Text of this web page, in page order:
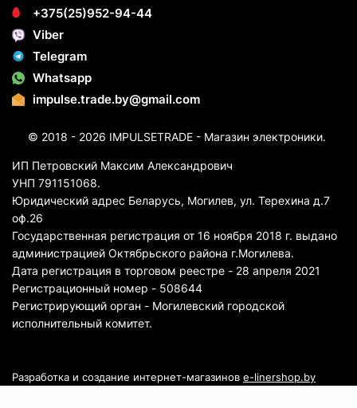
+375(25)952-94-44
Viber
Telegram
Whatsapp
impulse.trade.by@gmail.com
© 2018 - 2026 IMPULSETRADE - Магазин электроники.
ИП Петровский Максим Александрович
УНП 791151068.
Юридический адрес Беларусь, Могилев, ул. Терехина д.7
оф.26
Государственная регистрация от 16 ноября 2018 г. выдано
администрацией Октябрьского района г.Могилева.
Дата регистрация в торговом реестре - 28 апреля 2021
Регистрационный номер - 508644
Регистрирующий орган - Могилевский городской
исполнительный комитет.
Разработка и создание интернет-магазинов e-linershop.by